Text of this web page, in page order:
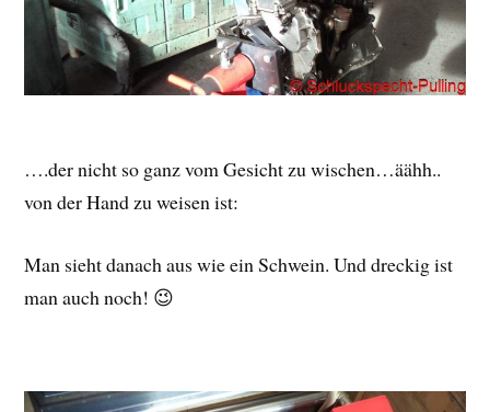
….der nicht so ganz vom Gesicht zu wischen…äähh..
von der Hand zu weisen ist:
Man sieht danach aus wie ein Schwein. Und dreckig ist
man auch noch! 😉